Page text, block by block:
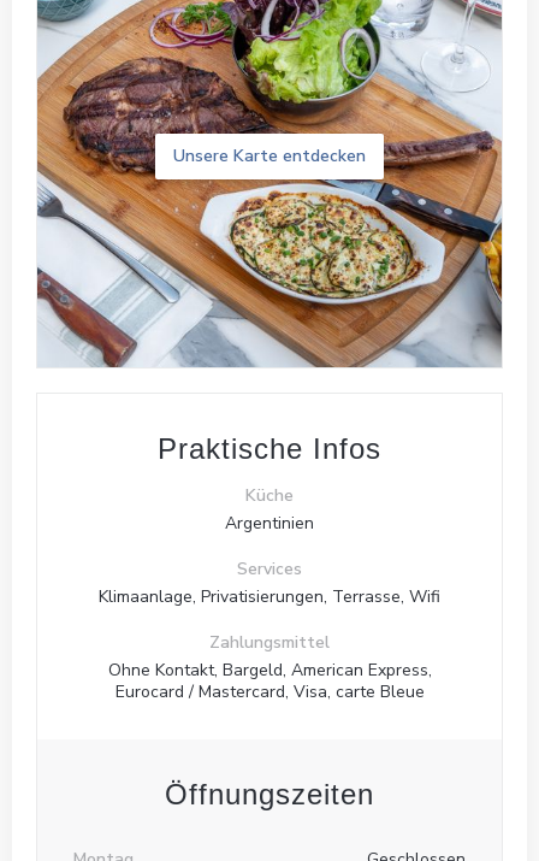
Unsere Karte entdecken
Praktische Infos
Küche
Argentinien
Services
Klimaanlage, Privatisierungen, Terrasse, Wifi
Zahlungsmittel
Ohne Kontakt, Bargeld, American Express,
Eurocard / Mastercard, Visa, carte Bleue
Öffnungszeiten